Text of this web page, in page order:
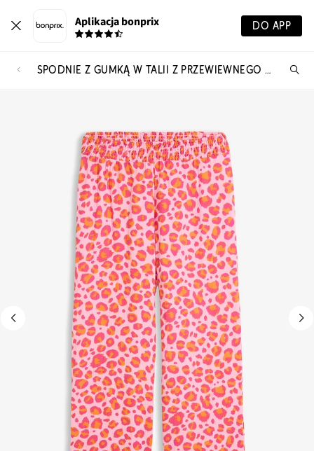
Aplikacja bonprix DO APP
SPODNIE Z GUMKĄ W TALII Z PRZEWIEWNEGO MUŚLINU